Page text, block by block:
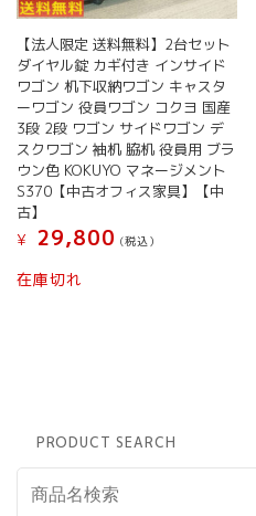
【法人限定 送料無料】2台セット
ダイヤル錠 カギ付き インサイド
ワゴン 机下収納ワゴン キャスタ
ーワゴン 役員ワゴン コクヨ 国産
3段 2段 ワゴン サイドワゴン デ
スクワゴン 袖机 脇机 役員用 ブラ
ウン色 KOKUYO マネージメント
S370【中古オフィス家具】【中
古】
¥
29,800 (税込）
在庫切れ
PRODUCT SEARCH